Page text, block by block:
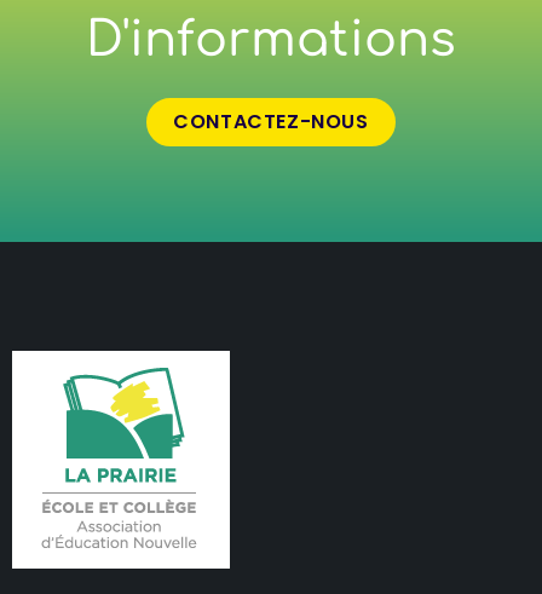
D'informations
CONTACTEZ-NOUS